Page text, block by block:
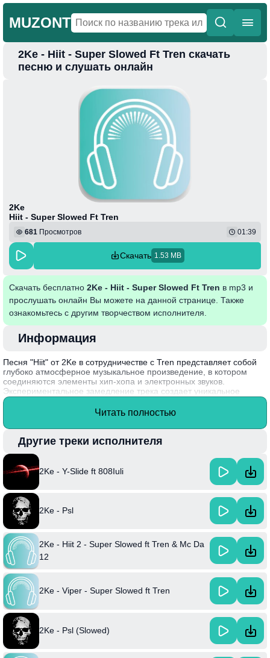
MUZONT
Главная
2Ke - Hiit - Super Slowed Ft Tren скачать
песню и слушать онлайн
2Ke
Hiit - Super Slowed Ft Tren
681 Просмотров 01:39
Скачать 1.53 MB
Скачать бесплатно 2Ke - Hiit - Super Slowed Ft Tren в mp3 и
прослушать онлайн Вы можете на данной странице. Также
ознакомьтесь с другим творчеством исполнителя.
Информация
Песня "Hiit" от 2Ke в сотрудничестве с Tren представляет собой
глубоко атмосферное музыкальное произведение, в котором
соединяются элементы хип-хопа и электронных звуков.
Экспериментальное замедление трека создает уникальное
слушательское восприятие, погружая в мир расслабления и
восприятия. Интенсивные биты и мелодичные партии
динамику в композицию.
Интересный факт: 2Ke известен своей способностью внедрять
различные музыкальные стили в свои работы, что делает каждую
новую песню оригинальной и запоминающейся.
Читать полностью
Другие треки исполнителя
2Ke - Y-Slide ft 808Iuli
2Ke - Psl
2Ke - Hiit 2 - Super Slowed ft Tren & Mc Da
12
2Ke - Viper - Super Slowed ft Tren
2Ke - Psl (Slowed)